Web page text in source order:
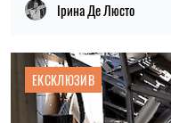
Ірина Де Люсто
ЕКСКЛЮЗИВ